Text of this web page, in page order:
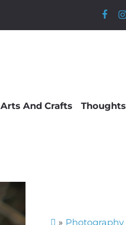
Arts And Crafts Thoughts
» Photography